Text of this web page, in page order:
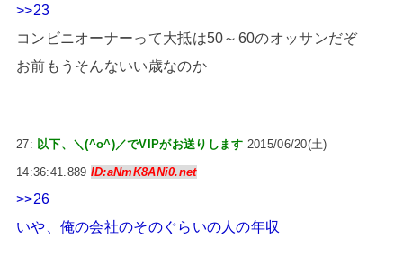
>>23
コンビニオーナーって大抵は50～60のオッサンだぞ
お前もうそんないい歳なのか
27: 以下、＼(^o^)／でVIPがお送りします 2015/06/20(土)
14:36:41.889 ID:aNmK8ANi0.net
>>26
いや、俺の会社のそのぐらいの人の年収